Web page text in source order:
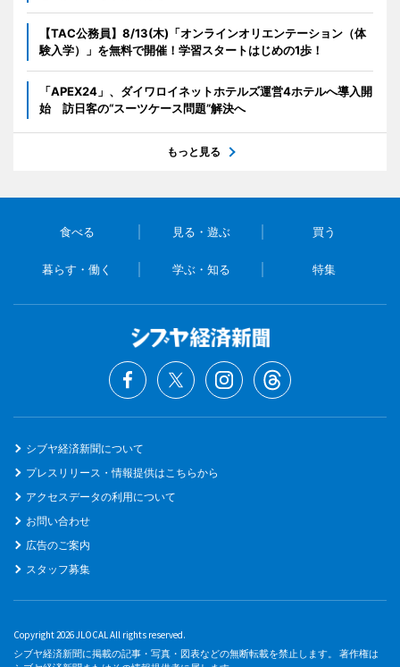
【TAC公務員】8/13(木)「オンラインオリエンテーション（体
験入学）」を無料で開催！学習スタートはじめの1歩！
「APEX24」、ダイワロイネットホテルズ運営4ホテルへ導入開
始 訪日客の“スーツケース問題”解決へ
もっと見る
食べる 見る・遊ぶ 買う
暮らす・働く 学ぶ・知る 特集
シブヤ経済新聞について
プレスリリース・情報提供はこちらから
アクセスデータの利用について
お問い合わせ
広告のご案内
スタッフ募集
Copyright 2026 JLOCAL All rights reserved.
シブヤ経済新聞に掲載の記事・写真・図表などの無断転載を禁止します。 著作権は